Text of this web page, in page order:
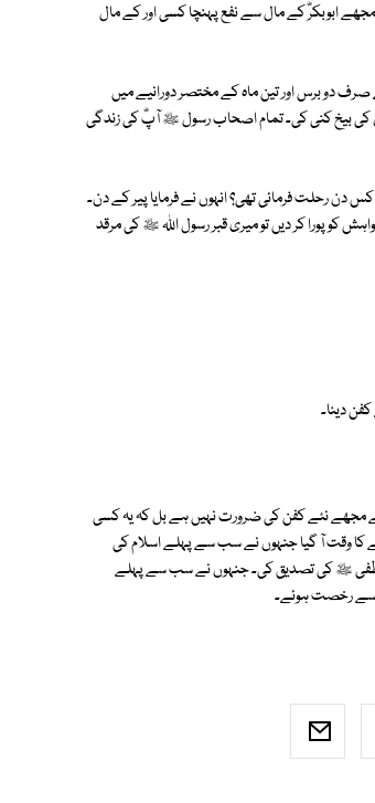
ابوبکرؓ کے مال سے نفع پہنچا کسی اور کے مال
دو برس اور تین ماہ کے مختصر دورانیے میں
کی بیخ کنی کی۔ تمام اصحاب رسول ﷺ آپؓ کی زندگی
دن رحلت فرمائی تھی؟ انہوں نے فرمایا پیر کے دن۔
کو پورا کر دیں تو میری قبر رسول اﷲ ﷺ کی مرقد
دینا۔
لیے مجھے نئے کفن کی ضرورت نہیں ہے بل کہ یہ کسی
وقت آ گیا جنہوں نے سب سے پہلے اسلام کی
ﷺ کی تصدیق کی۔ جنہوں نے سب سے پہلے
سے رخصت ہوئے۔